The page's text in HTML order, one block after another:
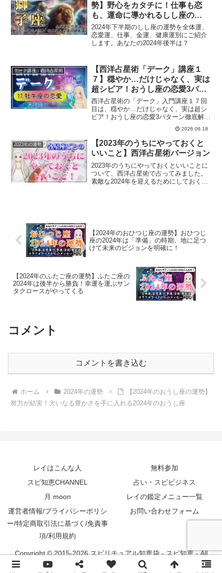
勢】野心をカタチに！仕事も恋
も、運命に導かれるしし座の
2024年下半期
2024年下半期のしし座の運勢を全体運、
恋愛運、仕事、金運、健康運別にご紹介
します。あなたの2024年後半は？
デーク講座：西洋占星術
【西洋占星術「デーク」講座１
７】穏やか…だけじゃなく、実は
超シビア！おうし座の恋愛3パタ
ーン徹底解説
西洋占星術の「デーク」入門講座１７回
目は、穏やか…だけじゃなく、実は超シ
ビア！おうし座の恋愛3パターン徹底解説
2026.06.18
2023年の運勢
【2023年のうちにやっておくと
いいこと】西洋占星術バージョン
2023年のうちにやっておくといいことに
ついて、西洋占星術で占ってみました。
素敵な2024年を迎えるためにしておくべ
【2024年のおひつじ座の運勢】おひつじ
座の2024年は「準備」の時期。地に足つ
けて未来のビジョンを明確に！
【2024年のふたご座の運勢】ふたご座の
2024年は後半から勝負！幸運を運ぶサン
タクロースがやってくる
コメント
コメントを書き込む
ホーム 2024年の運勢
【2024年のおうし座の運勢】
努力が結実！大いなる豊かさを手に入れる2024年のおうし座
レイはこんな人
無料参加
スピ知恵CHANNEL
占い・スピビジネス
月 moon
レイの鑑定メニュー一覧
運営者情報/プライバシーポリシ
ー/特定商取引法に基づく/免責事
項/利用規約
お問い合わせフォーム
Copyright © 2015-2026 スピリチュアル知恵袋 - スピ知恵 - All
Rights Reserved.